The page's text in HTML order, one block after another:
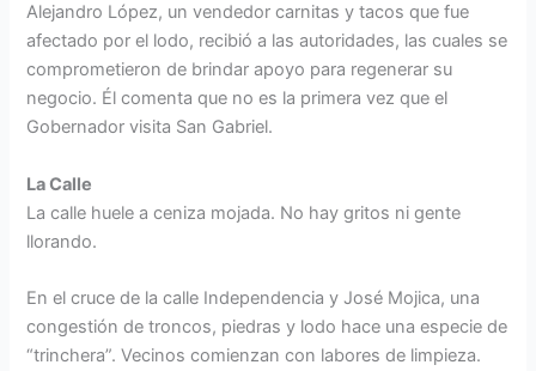
Alejandro López, un vendedor carnitas y tacos que fue
afectado por el lodo, recibió a las autoridades, las cuales se
comprometieron de brindar apoyo para regenerar su
negocio. Él comenta que no es la primera vez que el
Gobernador visita San Gabriel.
La Calle
La calle huele a ceniza mojada. No hay gritos ni gente
llorando.
En el cruce de la calle Independencia y José Mojica, una
congestión de troncos, piedras y lodo hace una especie de
“trinchera”. Vecinos comienzan con labores de limpieza.